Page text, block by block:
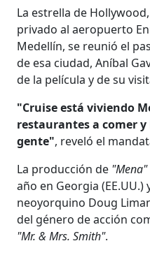
La estrella de
privado al aeropuerto
Medellín, se reunió el
de esa ciudad, Aníbal
de la película y de su
"Cruise está viviendo
restaurantes a comer
gente", reveló el
La producción de "Mena"
año en Georgia
neoyorquino Doug
del género de acción
"Mr. & Mrs. Smith".